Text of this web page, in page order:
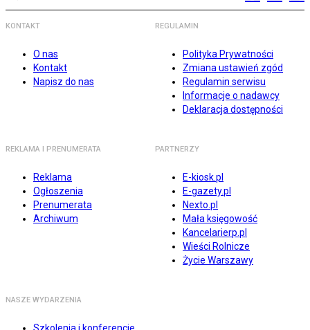
KONTAKT
O nas
Kontakt
Napisz do nas
REGULAMIN
Polityka Prywatności
Zmiana ustawień zgód
Regulamin serwisu
Informacje o nadawcy
Deklaracja dostępności
REKLAMA I PRENUMERATA
Reklama
Ogłoszenia
Prenumerata
Archiwum
PARTNERZY
E-kiosk.pl
E-gazety.pl
Nexto.pl
Mała księgowość
Kancelarierp.pl
Wieści Rolnicze
Życie Warszawy
NASZE WYDARZENIA